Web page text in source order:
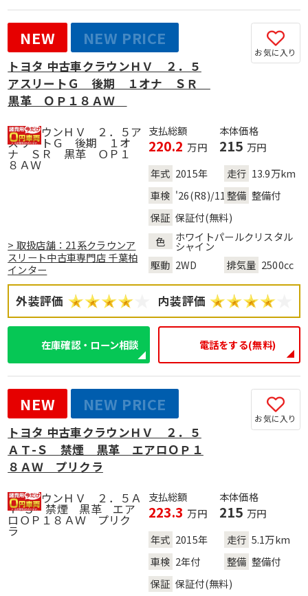
お気に入り
NEW NEW PRICE
トヨタ 中古車クラウンＨＶ ２．５
アスリートＧ 後期 １オナ ＳＲ
黒革 ＯＰ１８ＡＷ
> 取扱店舗：21系クラウンア
スリート中古車専門店 千葉柏
インター
支払総額
220.2 万円
本体価格
215 万円
年式 2015年 走行 13.9万km
車検 '26(R8)/11整備 整備付
保証 保証付(無料)
色
ホワイトパールクリスタル
シャイン
駆動 2WD 排気量 2500cc
外装評価 内装評価
在庫確認・ローン相談 電話をする(無料)
お気に入り
NEW NEW PRICE
トヨタ 中古車クラウンＨＶ ２．５
ＡＴ-Ｓ 禁煙 黒革 エアロＯＰ１
８ＡＷ プリクラ
支払総額
223.3 万円
本体価格
215 万円
年式 2015年 走行 5.1万km
車検 2年付 整備 整備付
保証 保証付(無料)